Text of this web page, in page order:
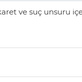
ve suç unsuru